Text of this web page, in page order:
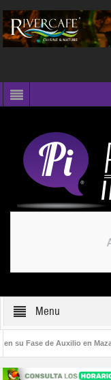
Menu
Fase de Auxilio en Mazatlán,
al Estilo Jalisco